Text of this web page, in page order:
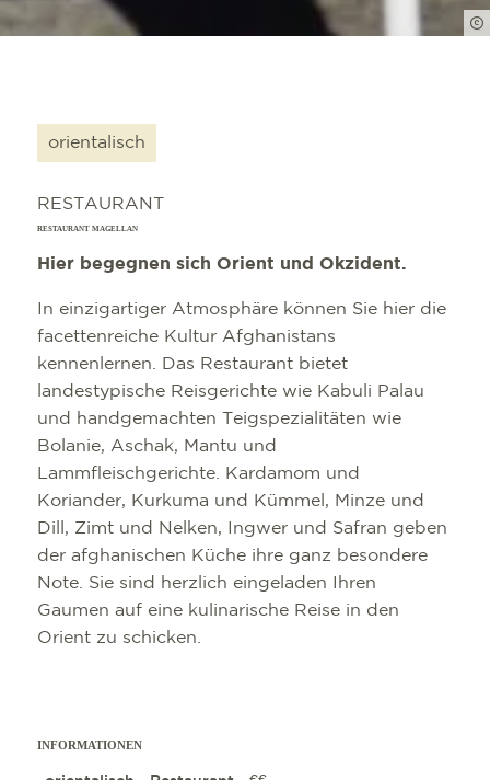
orientalisch
RESTAURANT
RESTAURANT MAGELLAN
Hier begegnen sich Orient und Okzident.
In einzigartiger Atmosphäre können Sie hier die
facettenreiche Kultur Afghanistans
kennenlernen. Das Restaurant bietet
landestypische Reisgerichte wie Kabuli Palau
und handgemachten Teigspezialitäten wie
Bolanie, Aschak, Mantu und
Lammfleischgerichte. Kardamom und
Koriander, Kurkuma und Kümmel, Minze und
Dill, Zimt und Nelken, Ingwer und Safran geben
der afghanischen Küche ihre ganz besondere
Note. Sie sind herzlich eingeladen Ihren
Gaumen auf eine kulinarische Reise in den
Orient zu schicken.
INFORMATIONEN